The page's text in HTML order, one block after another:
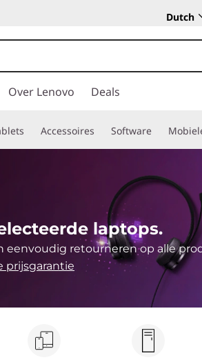
Dutch
Over Lenovo Deals
Accessoires Software
laptops.
eenvoudig retourneren op alle
prijsgarantie